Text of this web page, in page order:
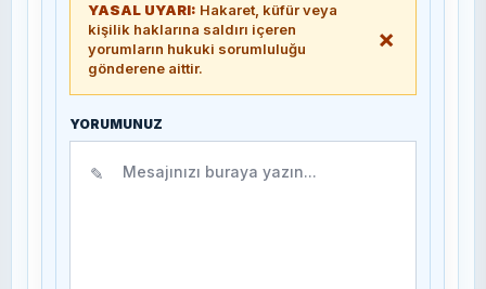
YASAL UYARI: Hakaret, küfür veya
kişilik haklarına saldırı içeren
yorumların hukuki sorumluluğu
gönderene aittir.
×
YORUMUNUZ
✎